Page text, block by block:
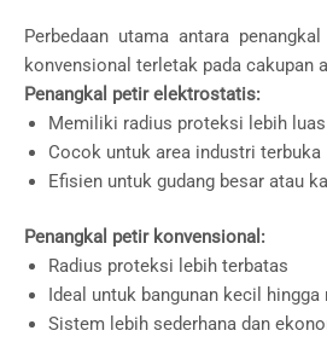
Perbedaan utama antara
konvensional terletak pada cakupan
Penangkal petir elektrostatis:
Memiliki radius proteksi lebih luas
Cocok untuk area industri terbuka
Efisien untuk gudang besar atau
Penangkal petir konvensional:
Radius proteksi lebih terbatas
Ideal untuk bangunan kecil hingga
Sistem lebih sederhana dan